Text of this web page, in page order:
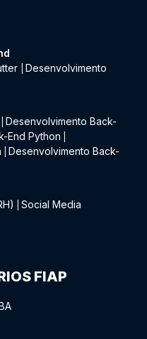
Desenvolvimento
Desenvolvimento Back-
End Python
Desenvolvimento Back-
Social Media
FIAP